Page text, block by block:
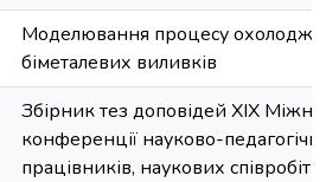
Моделювання процесу
біметалевих виливків
Збірник тез доповідей XIX
конференції науково-
працівників, наукових